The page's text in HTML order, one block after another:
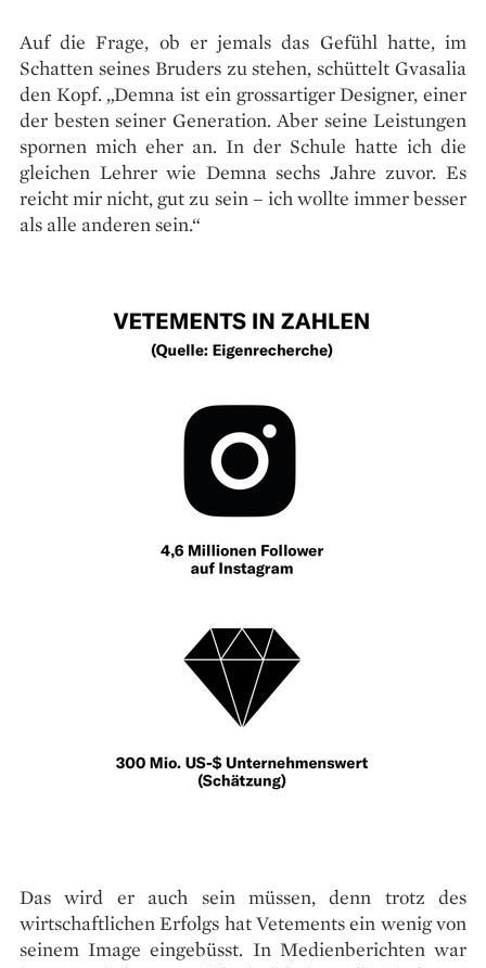
Auf die Frage, ob er jemals das Gefühl hatte, im
Schatten seines Bruders zu stehen, schüttelt Gvasalia
den Kopf. „Demna ist ein grossartiger Designer, einer
der besten seiner Generation. Aber seine Leistungen
spornen mich eher an. In der Schule hatte ich die
gleichen Lehrer wie Demna sechs Jahre zuvor. Es
reicht mir nicht, gut zu sein – ich wollte immer besser
als alle anderen sein.“
Das wird er auch sein müssen, denn trotz des
wirtschaftlichen Erfolgs hat Vetements ein wenig von
seinem Image eingebüsst. In Medienberichten war